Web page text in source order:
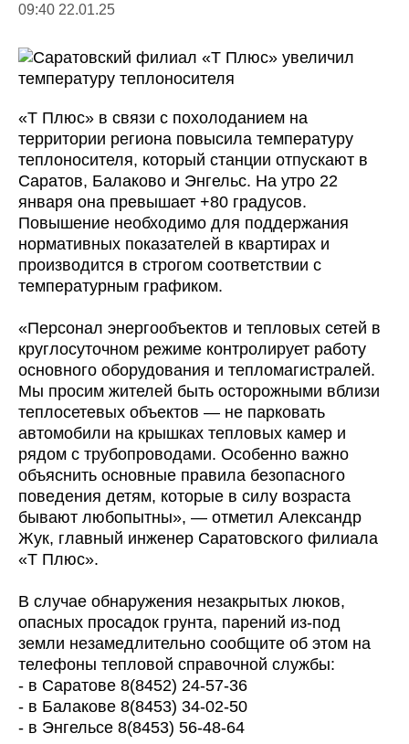
09:40 22.01.25
«Т Плюс» в связи с похолоданием на
территории региона повысила температуру
теплоносителя, который станции отпускают в
Саратов, Балаково и Энгельс. На утро 22
января она превышает +80 градусов.
Повышение необходимо для поддержания
нормативных показателей в квартирах и
производится в строгом соответствии с
температурным графиком.
«Персонал энергообъектов и тепловых сетей в
круглосуточном режиме контролирует работу
основного оборудования и тепломагистралей.
Мы просим жителей быть осторожными вблизи
теплосетевых объектов — не парковать
автомобили на крышках тепловых камер и
рядом с трубопроводами. Особенно важно
объяснить основные правила безопасного
поведения детям, которые в силу возраста
бывают любопытны», — отметил Александр
Жук, главный инженер Саратовского филиала
«Т Плюс».
В случае обнаружения незакрытых люков,
опасных просадок грунта, парений из-под
земли незамедлительно сообщите об этом на
телефоны тепловой справочной службы:
- в Саратове 8(8452) 24-57-36
- в Балакове 8(8453) 34-02-50
- в Энгельсе 8(8453) 56-48-64